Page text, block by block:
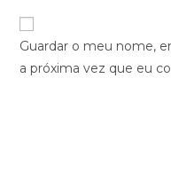
Guardar o meu nome,
a próxima vez que eu